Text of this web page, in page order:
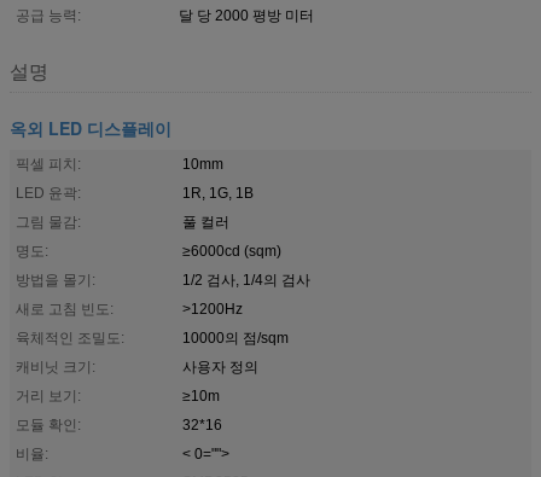
공급 능력:
달 당 2000 평방 미터
설명
옥외 LED 디스플레이
픽셀 피치:
10mm
LED 윤곽:
1R, 1G, 1B
그림 물감:
풀 컬러
명도:
≥6000cd (sqm)
방법을 몰기:
1/2 검사, 1/4의 검사
새로 고침 빈도:
>1200Hz
육체적인 조밀도:
10000의 점/sqm
캐비닛 크기:
사용자 정의
거리 보기:
≥10m
모듈 확인:
32*16
비율:
< 0="">